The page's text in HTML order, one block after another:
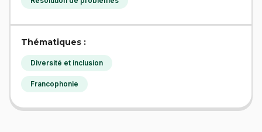
Thématiques :
Diversité et inclusion
Francophonie